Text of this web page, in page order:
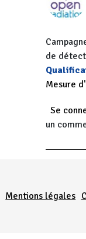
de
Mesure
Se
un
Mentions légales